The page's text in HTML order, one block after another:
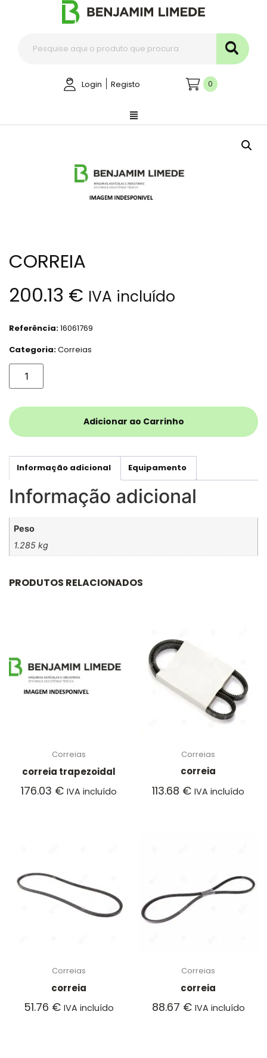
Login Registo 0
CORREIA
200.13 € IVA incluído
Referência:16061769
Categoria:Correias
Adicionar ao Carrinho
Informação adicional Equipamento
Informação adicional
Peso
1.285 kg
PRODUTOS RELACIONADOS
Correias
correia trapezoidal
176.03 € IVA incluído
Correias
correia
113.68 € IVA incluído
Correias
correia
51.76 € IVA incluído
Correias
correia
88.67 € IVA incluído